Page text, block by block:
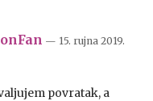
— 15. rujna 2019.
povratak, a